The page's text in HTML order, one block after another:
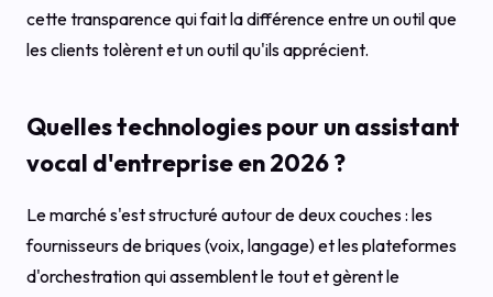
cette transparence qui fait la différence entre un outil que
les clients tolèrent et un outil qu'ils apprécient.
Quelles technologies pour un assistant
vocal d'entreprise en 2026 ?
Le marché s'est structuré autour de deux couches : les
fournisseurs de briques (voix, langage) et les plateformes
d'orchestration qui assemblent le tout et gèrent le